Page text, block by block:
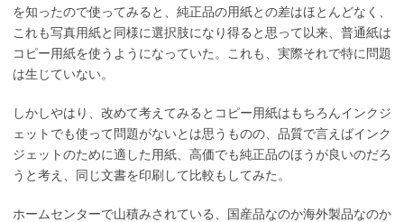
を知ったので使ってみると、純正品の用紙との差はほとんどなく、
これも写真用紙と同様に選択肢になり得ると思って以来、普通紙は
コピー用紙を使うようになっていた。これも、実際それで特に問題
は生じていない。
しかしやはり、改めて考えてみるとコピー用紙はもちろんインクジ
ェットでも使って問題がないとは思うものの、品質で言えばインク
ジェットのために適した用紙、高価でも純正品のほうが良いのだろ
うと考え、同じ文書を印刷して比較もしてみた。
ホームセンターで山積みされている、国産品なのか海外製品なのか